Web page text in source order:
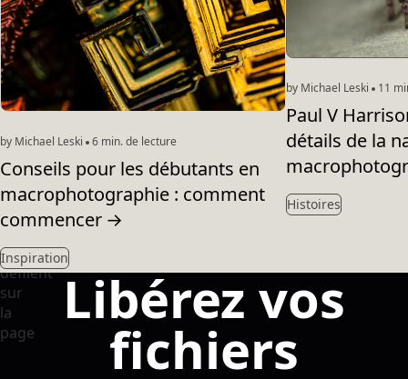
by Michael Leski 6 min. de lecture
Conseils pour les débutants en
macrophotographie : comment
commencer →
Inspiration
by Michael Leski 11
Paul V
détails de la
Histoires
Libérez vos
fichiers